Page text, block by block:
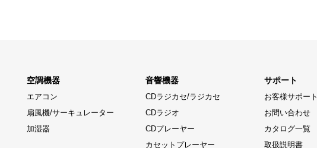
空調機器
エアコン
扇風機/サーキュレーター
加湿器
音響機器
CDラジカセ/ラジカセ
CDラジオ
CDプレーヤー
カセットプレーヤー
サポート
お客様サポート
お問い合わせ
カタログ一覧
取扱説明書